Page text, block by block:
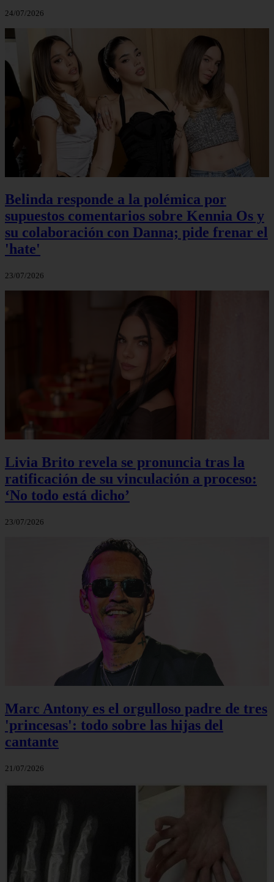
24/07/2026
Belinda responde a la polémica por
supuestos comentarios sobre Kennia Os y
su colaboración con Danna; pide frenar el
'hate'
23/07/2026
Livia Brito revela se pronuncia tras la
ratificación de su vinculación a proceso:
‘No todo está dicho’
23/07/2026
Marc Antony es el orgulloso padre de tres
'princesas': todo sobre las hijas del
cantante
21/07/2026